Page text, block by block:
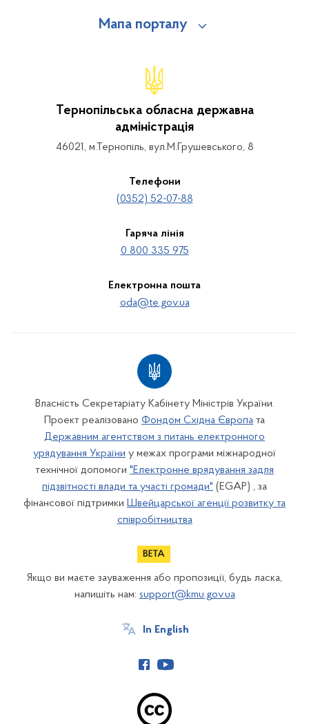
Мапа порталу
Тернопільська обласна державна
адміністрація
46021, м.Тернопіль, вул.М.Грушевського, 8
Телефони
(0352) 52-07-88
Гаряча лінія
0 800 335 975
Електронна пошта
oda@te.gov.ua
Власність Секретаріату Кабінету Міністрів України.
Проект реалізовано Фондом Східна Європа та
Державним агентством з питань електронного
урядування України у межах програми міжнародної
технічної допомоги "Електронне врядування задля
підзвітності влади та участі громади" (EGAP) , за
фінансової підтримки Швейцарської агенції розвитку та
співробітництва
Якщо ви маєте зауваження або пропозиції, будь ласка,
напишіть нам: support@kmu.gov.ua
In English